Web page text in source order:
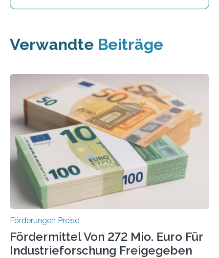
Verwandte Beiträge
Förderungen Preise
Fördermittel Von 272 Mio. Euro Für
Industrieforschung Freigegeben